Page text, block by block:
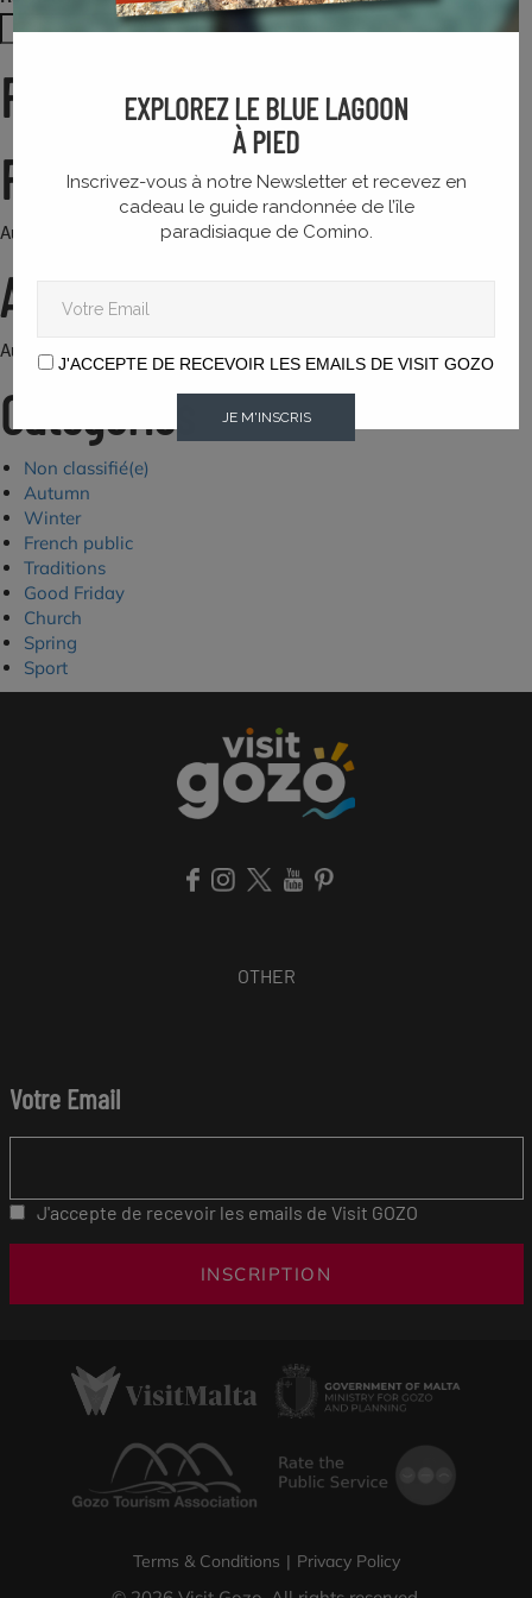
EXPLOREZ LE BLUE LAGOON
À PIED
Inscrivez-vous à notre Newsletter et recevez en
cadeau le guide randonnée de l’île
paradisiaque de Comino.
J'ACCEPTE DE RECEVOIR LES EMAILS DE VISIT GOZO
JE M'INSCRIS
Rechercher
Recent Posts
Recent Comments
Aucun commentaire à afficher.
Archives
Aucune archive à afficher.
Categories
Non classifié(e)
Autumn
Winter
French public
Traditions
Good Friday
Church
Spring
Sport
OTHER
Votre Email
J'accepte de recevoir les emails de Visit GOZO
INSCRIPTION
Terms & Conditions | Privacy Policy